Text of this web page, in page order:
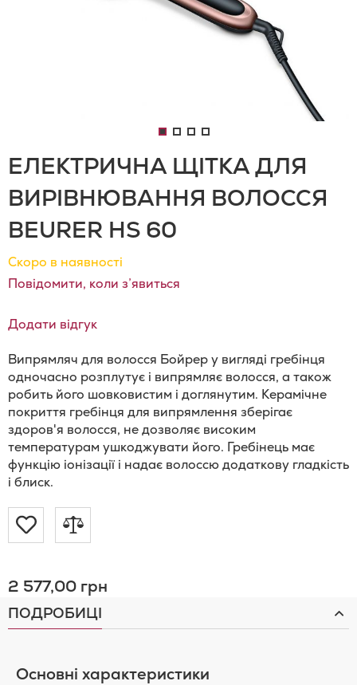
ЕЛЕКТРИЧНА ЩІТКА ДЛЯ
ВИРІВНЮВАННЯ ВОЛОССЯ
BEURER HS 60
Скоро в наявності
Повідомити, коли з’явиться
Додати відгук
Випрямляч для волосся Бойрер у вигляді гребінця
одночасно розплутує і випрямляє волосся, а також
робить його шовковистим і доглянутим. Керамічне
покриття гребінця для випрямлення зберігає
здоров'я волосся, не дозволяє високим
температурам ушкоджувати його. Гребінець має
функцію іонізації і надає волоссю додаткову гладкість
і блиск.
Додати
Списку
Бажань
Додати
порівняння
2 577,00 грн
ПОДРОБИЦІ
Основні характеристики